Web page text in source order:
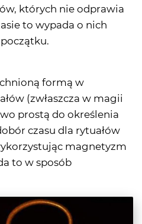
których nie odprawia
to wypada o nich
formą w
(zwłaszcza w magii
prostą do określenia
czasu dla rytuałów
magnetyzm
to w sposób